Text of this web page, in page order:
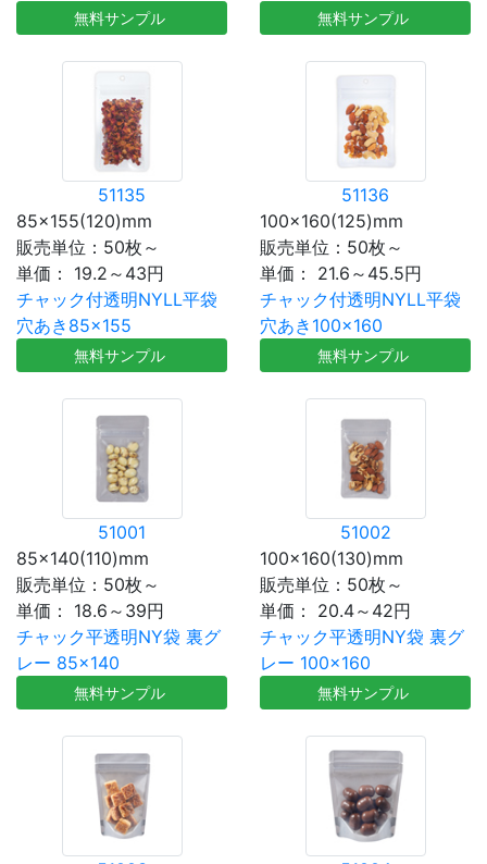
無料サンプル 無料サンプル
51135
85×155(120)mm
販売単位：50枚～
単価：
19.2～43円
チャック付透明NYLL平袋
穴あき85×155
無料サンプル
51136
100×160(125)mm
販売単位：50枚～
単価：
21.6～45.5円
チャック付透明NYLL平袋
穴あき100×160
無料サンプル
51001
85×140(110)mm
販売単位：50枚～
単価：
18.6～39円
チャック平透明NY袋 裏グ
レー 85×140
無料サンプル
51002
100×160(130)mm
販売単位：50枚～
単価：
20.4～42円
チャック平透明NY袋 裏グ
レー 100×160
無料サンプル